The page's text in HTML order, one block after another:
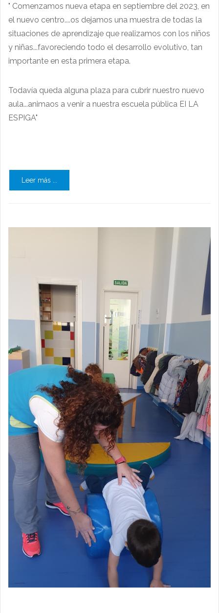
" Comenzamos nueva etapa en septiembre del 2023, en
el nuevo centro....os dejamos una muestra de todas la
situaciones de aprendizaje que realizamos con los niños
y niñas...favoreciendo todo el desarrollo evolutivo, tan
importante en esta primera etapa.
Todavía queda alguna plaza para cubrir nuestro nuevo
aula...animaos a venir a nuestra escuela pública EI LA
ESPIGA"
Leer más ...